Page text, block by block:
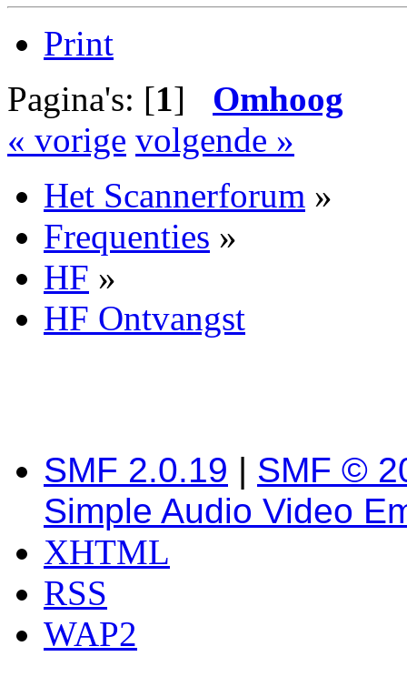
Print
Pagina's: [1] Omhoog
« vorige volgende »
Het Scannerforum »
Frequenties »
HF »
HF Ontvangst
SMF 2.0.19 | SMF ©
Simple Audio Video
XHTML
RSS
WAP2